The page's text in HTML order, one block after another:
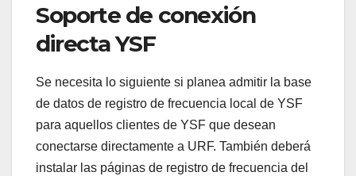
Soporte de conexión
directa YSF
Se necesita lo siguiente si planea admitir la base
de datos de registro de frecuencia local de YSF
para aquellos clientes de YSF que desean
conectarse directamente a URF. También deberá
instalar las páginas de registro de frecuencia del